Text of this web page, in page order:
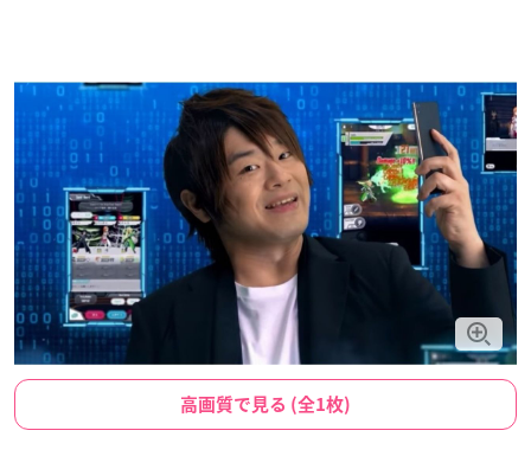
高画質で見る (全1枚)